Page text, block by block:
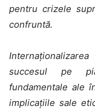
pentru crizele
confruntă.
succesul pe
fundamentale ale
implicațiile sale